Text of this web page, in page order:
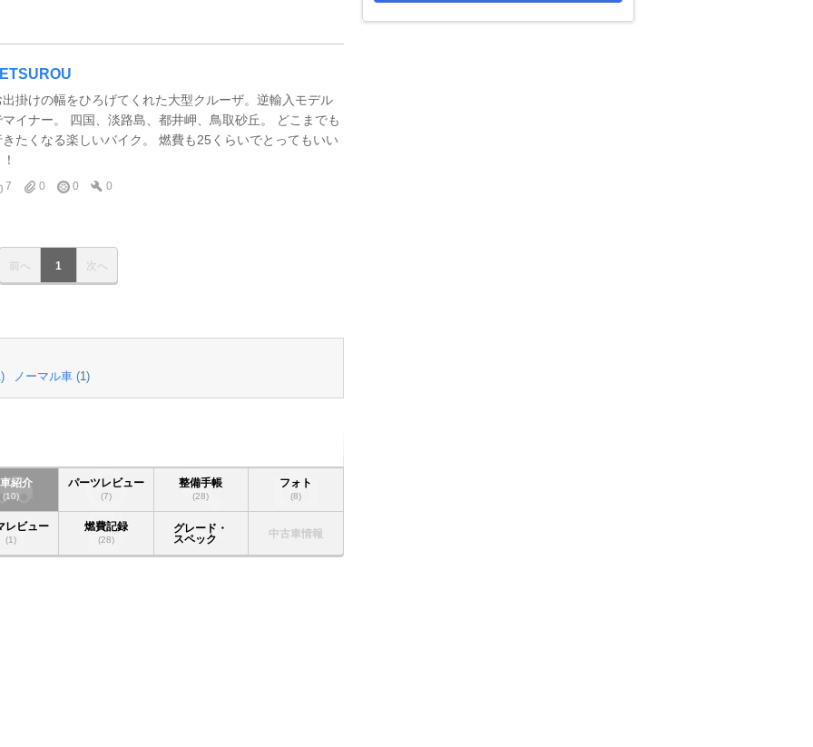
出掛けの幅をひろげてくれた大型クルーザ。逆輸入モデル
マイナー。 四国、淡路島、都井岬、鳥取砂丘。 どこまでも
きたくなる楽しいバイク。 燃費も25くらいでとってもいい
7 0 0 0
前へ 1 次へ
) ノーマル車 (1)
紹介
(10)
パーツレビュー
(7)
整備手帳
(28)
フォト
(8)
レビュー
(1)
燃費記録
(28)
グレード・
スペック
中古車情報